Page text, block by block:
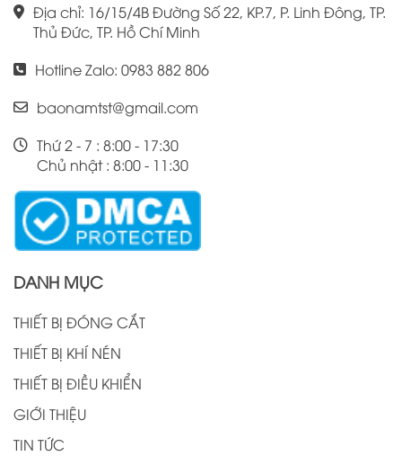
Địa chỉ: 16/15/4B Đường Số 22, KP.7, P. Linh Đông, TP.
Thủ Đức, TP. Hồ Chí Minh
Hotline Zalo: 0983 882 806
baonamtst@gmail.com
Thứ 2 - 7 : 8:00 - 17:30
Chủ nhật : 8:00 - 11:30
DANH MỤC
THIẾT BỊ ĐÓNG CẮT
THIẾT BỊ KHÍ NÉN
THIẾT BỊ ĐIỀU KHIỂN
GIỚI THIỆU
TIN TỨC